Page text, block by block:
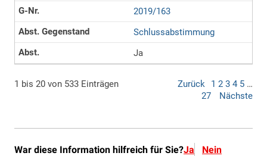
War diese Information hilfreich für Sie?Ja Nein